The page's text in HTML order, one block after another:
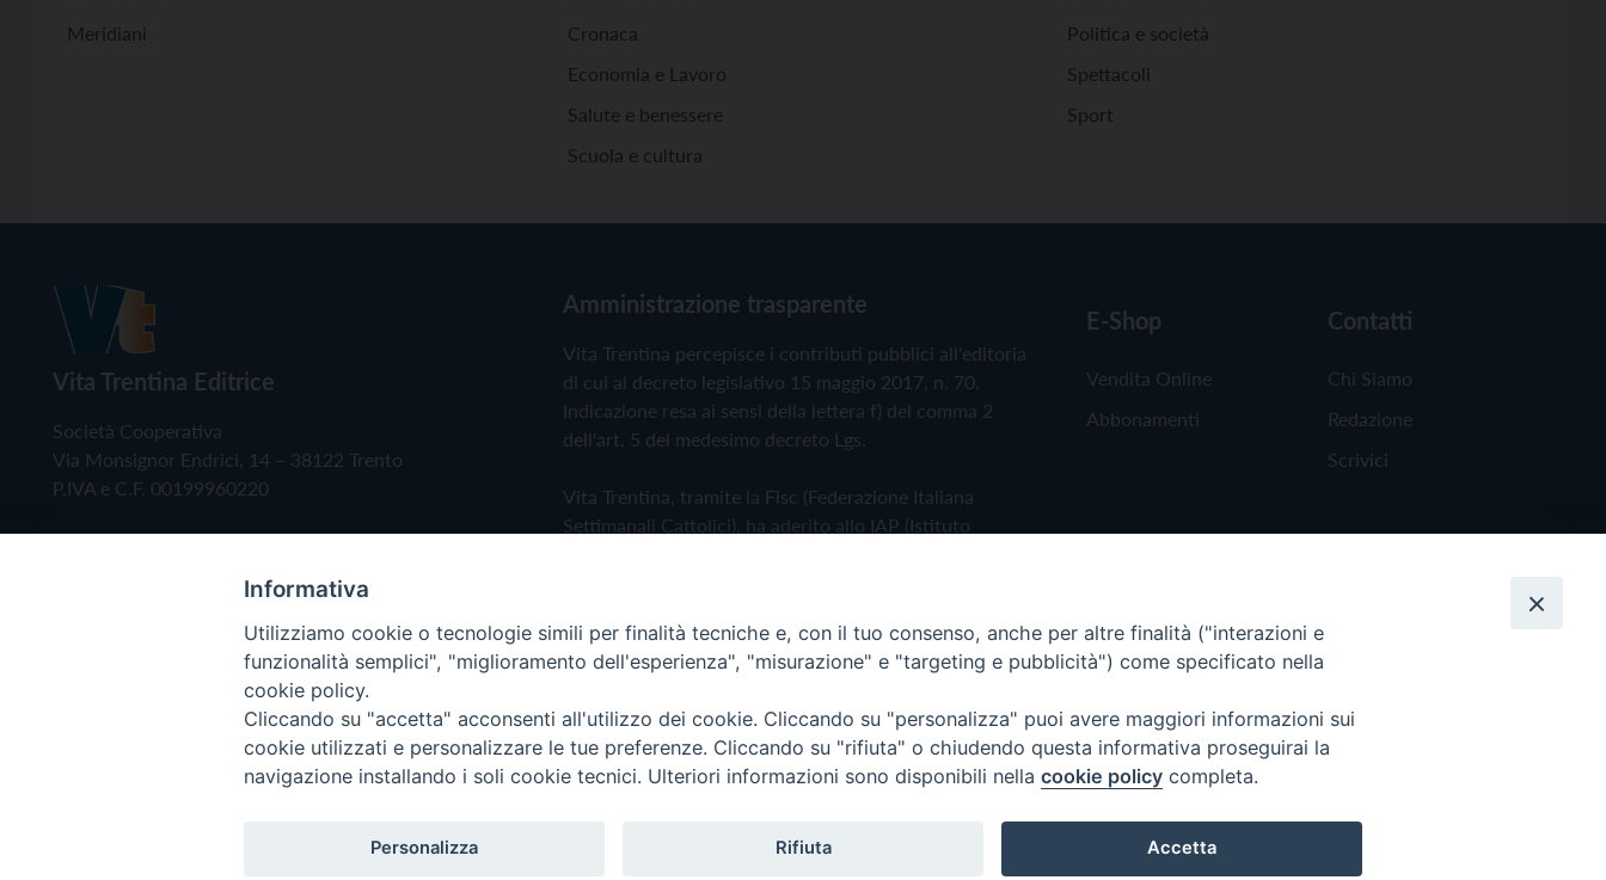
Meridiani
Cronaca
Economia e Lavoro
Salute e benessere
Scuola e cultura
Politica e società
Spettacoli
Sport
Vita Trentina Editrice
Società Cooperativa
Via Monsignor Endrici, 14 – 38122 Trento
P.IVA e C.F. 00199960220
Amministrazione trasparente
Vita Trentina percepisce i contributi pubblici all'editoria
di cui al decreto legislativo 15 maggio 2017, n. 70.
Indicazione resa ai sensi della lettera f) del comma 2
dell'art. 5 del medesimo decreto Lgs.
Vita Trentina, tramite la Fisc (Federazione Italiana
Settimanali Cattolici), ha aderito allo IAP (Istituto
Privacy Policy Cookie Policy
E-Shop
Vendita Online
Abbonamenti
Contatti
Chi Siamo
Redazione
Scrivici
Copyright © 2019 - Tutti i diritti riservati - Vita Trentina Editrice
Informativa
Utilizziamo cookie o tecnologie simili per finalità tecniche e, con il tuo consenso, anche per altre finalità ("interazioni e
funzionalità semplici", "miglioramento dell'esperienza", "misurazione" e "targeting e pubblicità") come specificato nella
cookie policy.
Cliccando su "accetta" acconsenti all'utilizzo dei cookie. Cliccando su "personalizza" puoi avere maggiori informazioni sui
cookie utilizzati e personalizzare le tue preferenze. Cliccando su "rifiuta" o chiudendo questa informativa proseguirai la
navigazione installando i soli cookie tecnici. Ulteriori informazioni sono disponibili nella cookie policy completa.
Personalizza Rifiuta Accetta